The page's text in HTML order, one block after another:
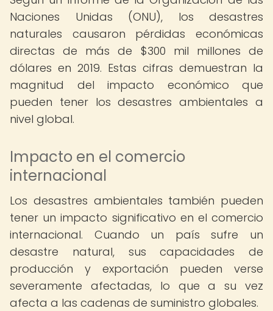
Naciones Unidas (ONU), los desastres
naturales causaron pérdidas económicas
directas de más de $300 mil millones de
dólares en 2019. Estas cifras demuestran la
magnitud del impacto económico que
pueden tener los desastres ambientales a
nivel global.
Impacto en el comercio
internacional
Los desastres ambientales también pueden
tener un impacto significativo en el comercio
internacional. Cuando un país sufre un
desastre natural, sus capacidades de
producción y exportación pueden verse
severamente afectadas, lo que a su vez
afecta a las cadenas de suministro globales.